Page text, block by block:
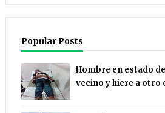
Popular Posts
Hombre en estado
vecino y hiere a otro